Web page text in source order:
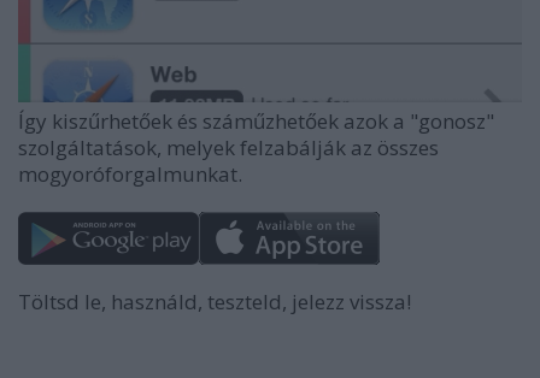
Így kiszűrhetőek és száműzhetőek azok a "gonosz"
szolgáltatások, melyek felzabálják az összes
mogyoróforgalmunkat.
Töltsd le, használd, teszteld, jelezz vissza!